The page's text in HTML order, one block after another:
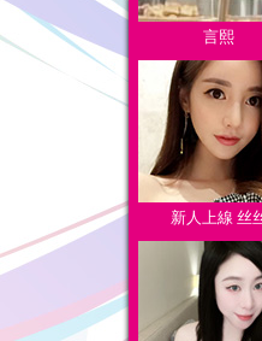
言熙
新人上線 丝